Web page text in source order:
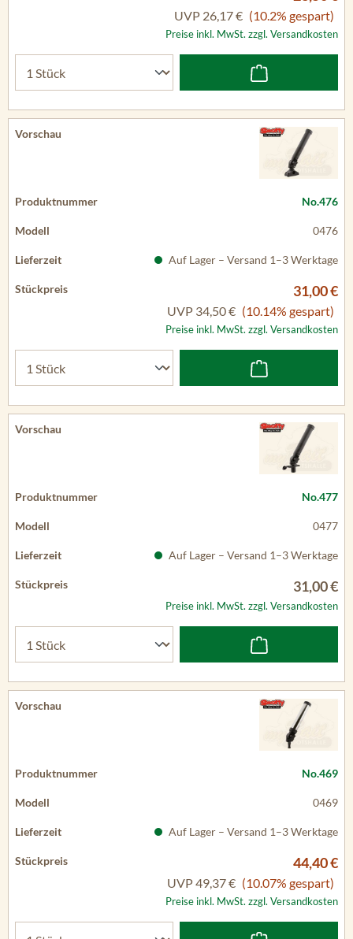
UVP 26,17 € (10.2% gespart)
Preise inkl. MwSt. zzgl. Versandkosten
No.476
0476
Auf Lager – Versand 1–3 Werktage
31,00 €
UVP 34,50 € (10.14% gespart)
Preise inkl. MwSt. zzgl. Versandkosten
No.477
0477
Auf Lager – Versand 1–3 Werktage
31,00 €
Preise inkl. MwSt. zzgl. Versandkosten
No.469
0469
Auf Lager – Versand 1–3 Werktage
44,40 €
UVP49,37 € (10.07% gespart)
Preise inkl. MwSt. zzgl. Versandkosten